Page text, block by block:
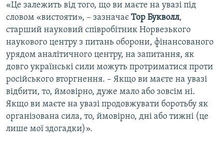
«Це залежить від того, що ви маєте на увазі під
словом «вистояти», – зазначає Тор Букволл,
старший науковий співробітник Норвезького
наукового центру з питань оборони, фінансованого
урядом аналітичного центру, на запитання, як
довго українські сили можуть протриматися проти
російського вторгнення. – Якщо ви маєте на увазі
відбити, то, ймовірно, дуже мало або зовсім ні.
Якщо ви маєте на увазі продовжувати боротьбу як
організована сила, то, ймовірно, дні або тижні (це
лише мої здогадки)».